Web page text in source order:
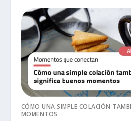
CÓMO UNA SIMPLE COLACIÓN
MOMENTOS